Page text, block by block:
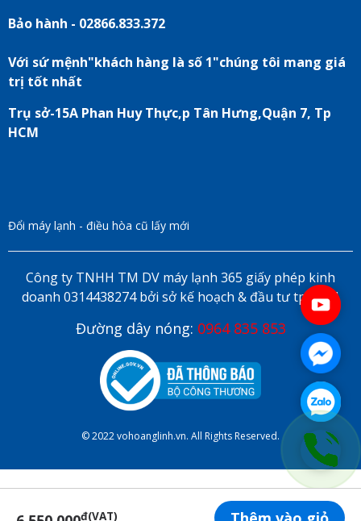
đ(VAT)
Bảo hành - 02866.833.372
Với sứ mệnh"khách hàng là số 1"chúng tôi mang giá
trị tốt nhất
Trụ sở-15A Phan Huy Thực,p Tân Hưng,Quận 7, Tp
HCM
Đổi máy lạnh - điều hòa cũ lấy mới
Công ty TNHH TM DV máy lạnh 365 giấy phép kinh
doanh 0314438274 bởi sở kế hoạch & đầu tư tp HCM
Đường dây nóng: 0964 835 853
© 2022 vohoanglinh.vn. All Rights Reserved.